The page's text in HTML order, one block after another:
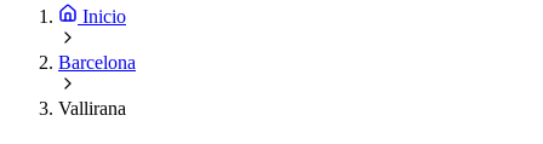
Inicio
Barcelona
Vallirana